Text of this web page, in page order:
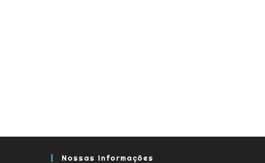
Nossas Informações